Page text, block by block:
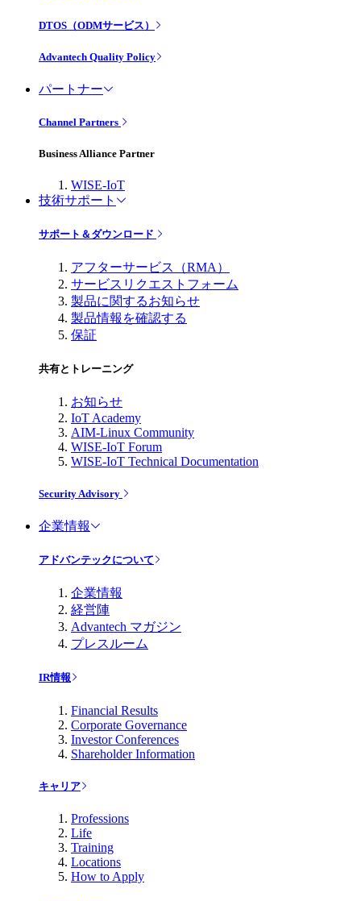
DTOS（ODMサービス）
Advantech Quality Policy
パートナー
Channel Partners
Business Alliance Partner
WISE-IoT
技術サポート
サポート＆ダウンロード
アフターサービス（RMA）
サービスリクエストフォーム
製品に関するお知らせ
製品情報を確認する
保証
共有とトレーニング
お知らせ
IoT Academy
AIM-Linux Community
WISE-IoT Forum
WISE-IoT Technical Documentation
Security Advisory
企業情報
アドバンテックについて
企業情報
経営陣
Advantech マガジン
プレスルーム
IR情報
Financial Results
Corporate Governance
Investor Conferences
Shareholder Information
キャリア
Professions
Life
Training
Locations
How to Apply